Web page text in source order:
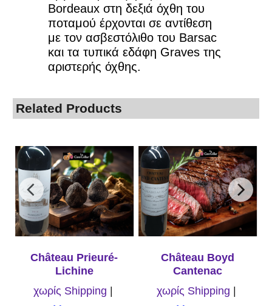
Bordeaux στη δεξιά όχθη του
ποταμού έρχονται σε αντίθεση
με τον ασβεστόλιθο του Barsac
και τα τυπικά εδάφη Graves της
αριστερής όχθης.
Related Products
Château Prieuré-
Lichine
χωρίς Shipping
Château Boyd
Cantenac
χωρίς Shipping